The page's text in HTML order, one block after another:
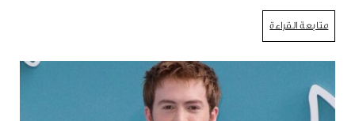
متابعة القراءة